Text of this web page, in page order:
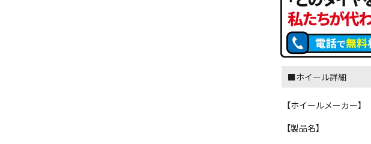
■ホイール詳細
【ホイールメーカー】
【製品名】